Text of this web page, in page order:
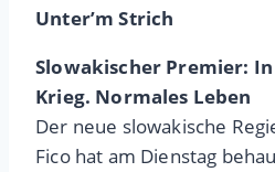
Unter’m Strich
Slowakischer Premier:
Krieg. Normales Leben
Der neue slowakische
Fico hat am Dienstag